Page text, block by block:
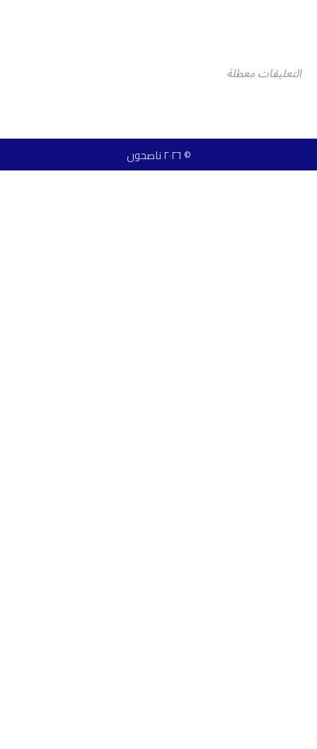
التعليقات معطلة
© ٢٠٢٦ ناصحون